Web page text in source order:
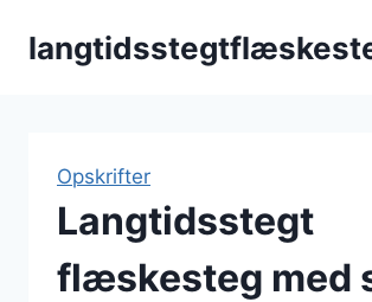
Opskrifter
Langtidsstegt
flæskesteg med